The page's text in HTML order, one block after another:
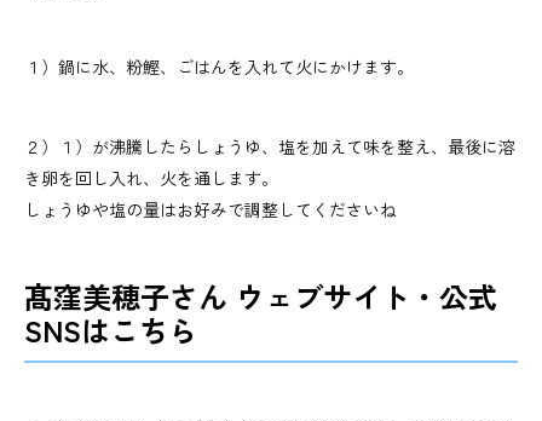
１）鍋に水、粉鰹、ごはんを入れて火にかけます。
２）１）が沸騰したらしょうゆ、塩を加えて味を整え、最後に溶
き卵を回し入れ、火を通します。
しょうゆや塩の量はお好みで調整してくださいね
髙窪美穂子さん ウェブサイト・公式
SNSはこちら